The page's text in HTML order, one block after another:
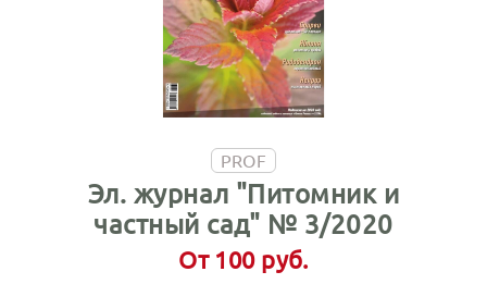
PROF
Эл. журнал "Питомник и
частный сад" № 3/2020
От 100 руб.